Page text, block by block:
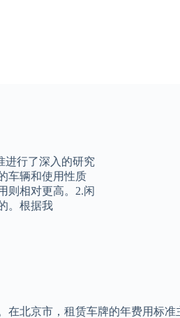
进行了深入的研究
车辆和使用性质
则相对更高。2.闲
。根据我
北京市，租赁车牌的年费用标